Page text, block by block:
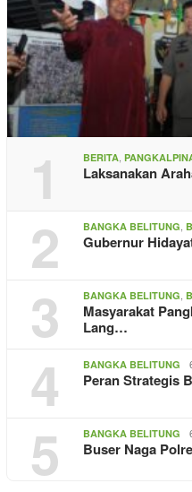
1 BERITA
Laksanakan
2 BANGKA BELITUNG
Gubernur
3 BANGKA BELITUNG
Masyarakat
Lang…
4 BANGKA BELITUNG
Peran Strategis
5 BANGKA BELITUNG
Buser Naga